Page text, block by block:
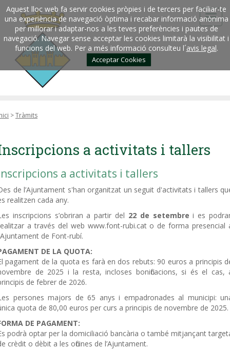
Aquest lloc web fa servir cookies pròpies i de tercers per faciliar-te
una experiència de navegació òptima i recabar informació anònima
per millorar i adaptar-nos a les teves preferències i pautes de
navegació. Navegar sense acceptar les cookies limitarà la visibilitat i
funcions del web. Per a més informació consulteu l´avis legal.
Acceptar Cookies
>Tràmits
a activitats i tallers
a activitats i tallers
de l’Ajuntament s'han organitzat un seguit d'activitats i tallers
realitzen cada any.
inscripcions s’obriran a partir del 22 de setembre i es
a través del web www.font-rubi.cat o de forma presencial
de Font-rubí.
DE LA QUOTA:
pagament de la quota es farà en dos rebuts: 90 euros a principis
de 2025 i la resta, incloses bonificacions, si és el cas,
de febrer de 2026.
persones majors de 65 anys i empadronades al municipi:
quota de 80,00 euros per curs a principis de novembre de 2025.
DE PAGAMENT:
podrà optar per la domiciliació bancària o també mitjançant
crèdit o dèbit a les oficines de l’Ajuntament.